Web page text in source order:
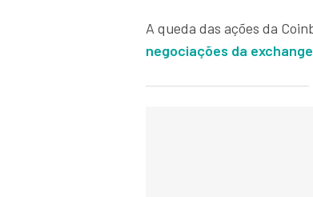
A queda das ações da
negociações da